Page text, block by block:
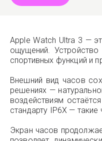
Apple Watch Ultra 3 —
ощущений.
спортивных функций и
Внешний вид часов
решениях —
воздействиям
стандарту IP6X —
Экран часов